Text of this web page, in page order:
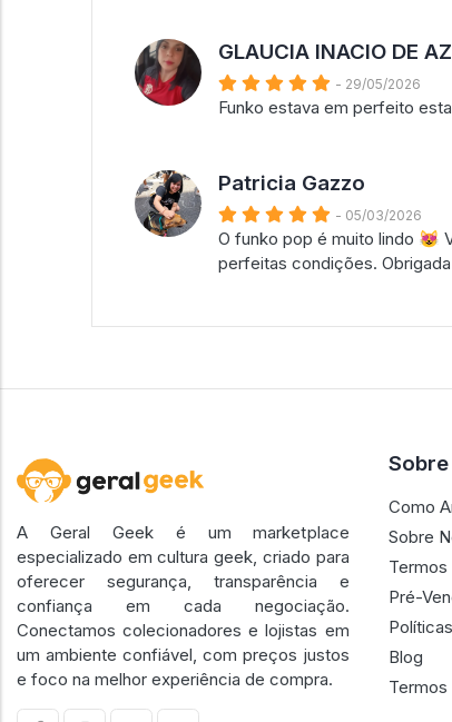
GLAUCIA INACIO DE
- 29/05/2026
Funko estava em perfeito
Patricia Gazzo
- 05/03/2026
O funko pop é muito lindo 😻
perfeitas condições.
A Geral Geek é um marketplace
especializado em cultura geek, criado para
oferecer segurança, transparência e
confiança em cada negociação.
Conectamos colecionadores e lojistas em
um ambiente confiável, com preços justos
e foco na melhor experiência de compra.
Sobre
Como
Sobre
Termos
Pré-
Políticas
Blog
Termos